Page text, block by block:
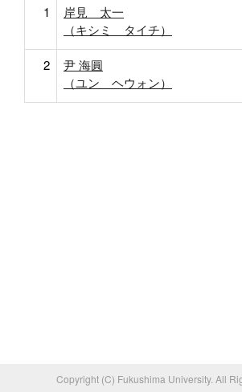
1
岸見 太一
（キシミ タイチ）
2
尹 海圓
（ユン ヘウォン）
Copyright (C) Fukushima University. All